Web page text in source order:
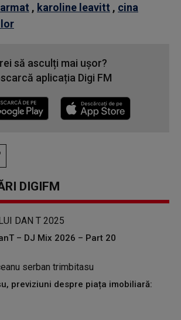
, karoline leavitt , cina
să asculți mai ușor?
aplicația Digi FM
DIGIFM
– DJ Mix 2026 – Part 20
previziuni despre piața imobiliară: